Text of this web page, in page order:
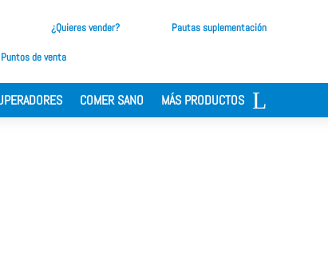
¿Quieres vender? Pautas suplementación
Puntos de venta
COMER SANO MÁS PRODUCTOS